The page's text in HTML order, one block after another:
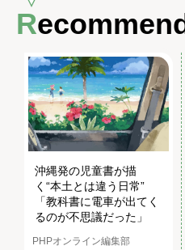
沖縄発の児童書が描
く“本土とは違う日常”
「教科書に電車が出てく
るのが不思議だった」
PHPオンライン編集部